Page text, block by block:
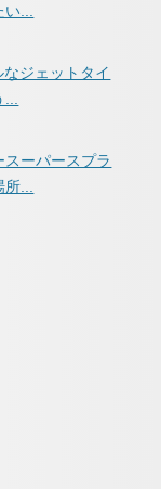
...
ジェットタイ
ーパースプラ
所...